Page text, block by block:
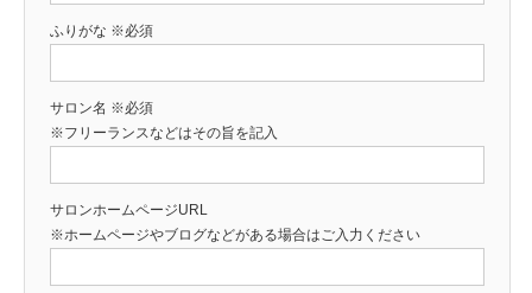
ふりがな ※必須
サロン名 ※必須
※フリーランスなどはその旨を記入
サロンホームページURL
※ホームページやブログなどがある場合はご入力ください